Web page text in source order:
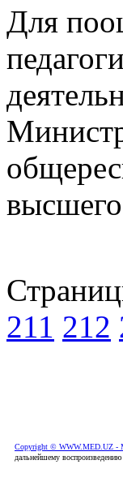
Для
211 212
Copyright © WWW.MED.UZ -
дальнейшему